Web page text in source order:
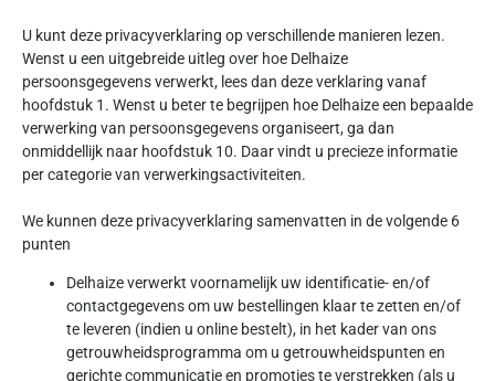
U kunt deze privacyverklaring op verschillende manieren lezen.
Wenst u een uitgebreide uitleg over hoe Delhaize
persoonsgegevens verwerkt, lees dan deze verklaring vanaf
hoofdstuk 1. Wenst u beter te begrijpen hoe Delhaize een bepaalde
verwerking van persoonsgegevens organiseert, ga dan
onmiddellijk naar hoofdstuk 10. Daar vindt u precieze informatie
per categorie van verwerkingsactiviteiten.
We kunnen deze privacyverklaring samenvatten in de volgende 6
punten
Delhaize verwerkt voornamelijk uw identificatie- en/of
contactgegevens om uw bestellingen klaar te zetten en/of
te leveren (indien u online bestelt), in het kader van ons
getrouwheidsprogramma om u getrouwheidspunten en
gerichte communicatie en promoties te verstrekken (als u